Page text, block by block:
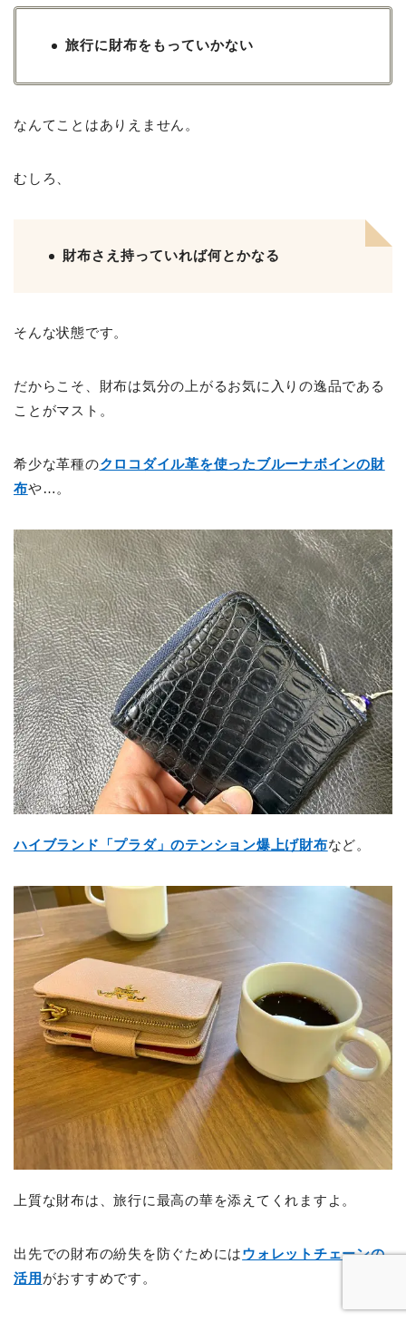
旅行に財布をもっていかない
なんてことはありえません。
むしろ、
財布さえ持っていれば何とかなる
そんな状態です。
だからこそ、財布は気分の上がるお気に入りの逸品である
ことがマスト。
希少な革種のクロコダイル革を使ったブルーナボインの財
布や…。
ハイブランド「プラダ」のテンション爆上げ財布など。
上質な財布は、旅行に最高の華を添えてくれますよ。
出先での財布の紛失を防ぐためにはウォレットチェーンの
活用 がおすすめです。